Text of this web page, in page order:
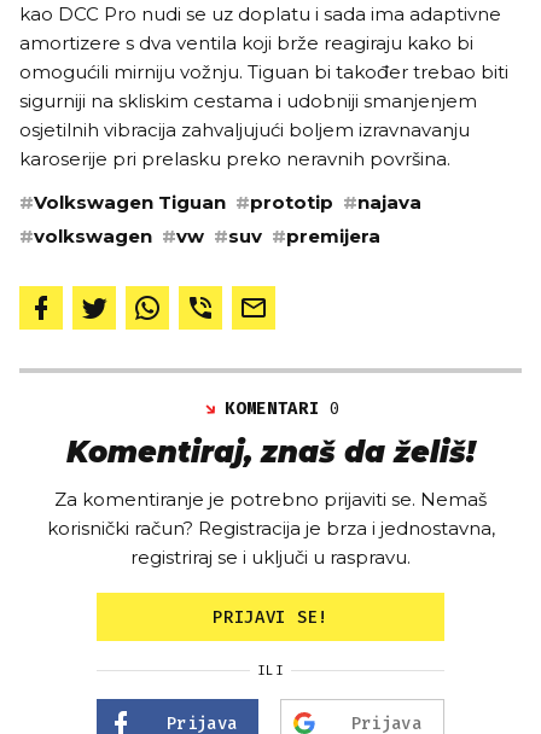
kao DCC Pro nudi se uz doplatu i sada ima adaptivne
amortizere s dva ventila koji brže reagiraju kako bi
omogućili mirniju vožnju. Tiguan bi također trebao biti
sigurniji na skliskim cestama i udobniji smanjenjem
osjetilnih vibracija zahvaljujući boljem izravnavanju
karoserije pri prelasku preko neravnih površina.
#Volkswagen Tiguan #prototip #najava
#volkswagen #vw #suv #premijera
KOMENTARI0
Komentiraj, znaš da želiš!
Za komentiranje je potrebno prijaviti se. Nemaš
korisnički račun? Registracija je brza i jednostavna,
registriraj se i uključi u raspravu.
PRIJAVI SE!
ILI
Prijava Prijava